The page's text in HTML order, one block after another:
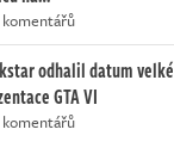
odhalil datum velké
GTA VI